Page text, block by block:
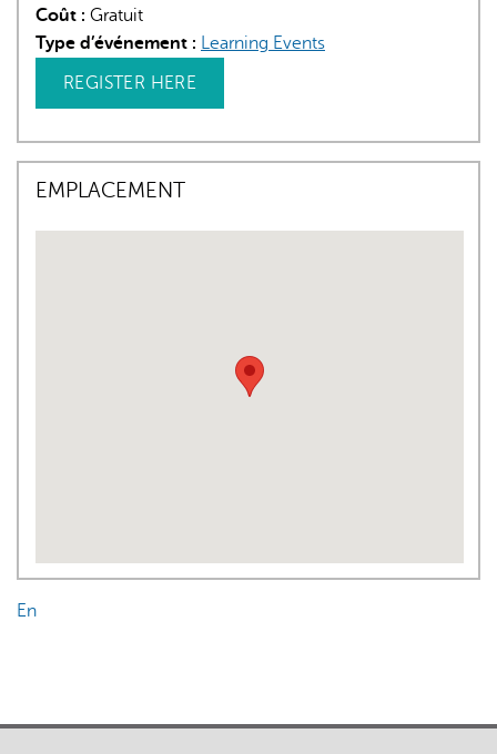
Coût : Gratuit
Type d’événement : Learning Events
REGISTER HERE
EMPLACEMENT
En